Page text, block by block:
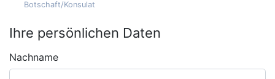
Botschaft/Konsulat
Ihre persönlichen Daten
Nachname